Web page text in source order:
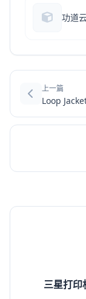
功道
上一篇
三星打